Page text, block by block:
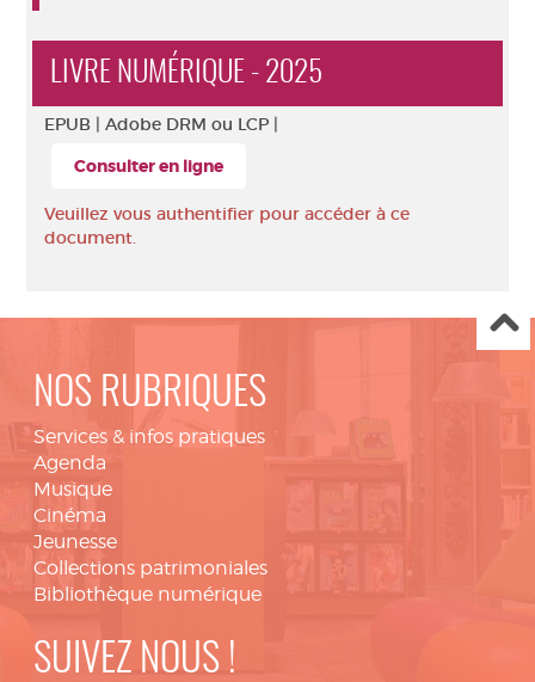
LIVRE NUMÉRIQUE - 2025
EPUB | Adobe DRM ou LCP |
Consulter en ligne
Veuillez vous authentifier pour accéder à ce
document.
NOS RUBRIQUES
Services & infos pratiques
Agenda
Musique
Cinéma
Jeunesse
Collections patrimoniales
Bibliothèque numérique
SUIVEZ NOUS !